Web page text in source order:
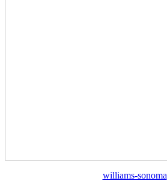
williams-sonoma